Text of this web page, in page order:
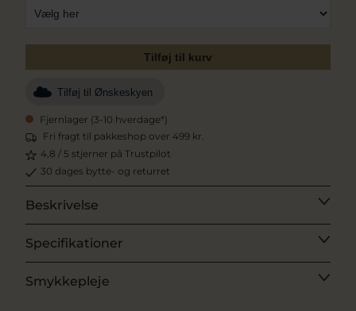
Tilføj til kurv
Tilføj til Ønskeskyen
Fjernlager (3-10 hverdage*)
Fri fragt til pakkeshop over 499 kr.
4,8 / 5 stjerner på Trustpilot
30 dages bytte- og returret
Beskrivelse
Specifikationer
Smykkepleje